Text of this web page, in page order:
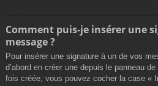
Comment puis-je insérer une
message ?
Pour insérer une signature à un de vos
d’abord en créer une depuis le panneau
fois créée, vous pouvez cocher la case «